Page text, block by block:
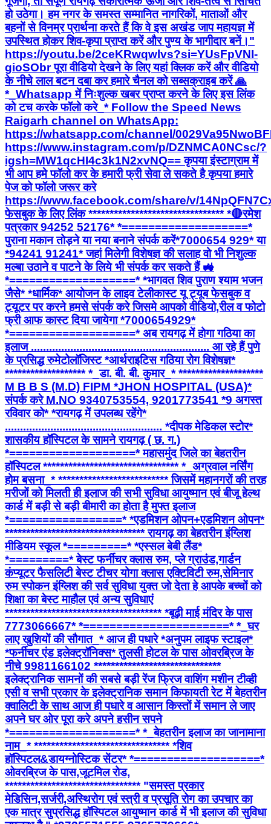
हो उठेगा। हम नगर के समस्त सम्मानित नागरिकों, माताओं और
बहनों से विनम्र प्रार्थना करते हैं कि वे इस अखंड जाप महायज्ञ में
उपस्थित होकर शिव-कृपा प्राप्त करें और पुण्य के भागीदार बनें।"
https://youtu.be/2ceKRwqwlvs?si=YUsFpVNI-
gioSObr पूरा वीडियो देखने के लिए यहां क्लिक करें और वीडियो
के नीचे लाल बटन दबा कर हमारे चैनल को सब्सक्राइब करें 🙏
*_Whatsapp में निःशुल्क खबर प्राप्त करने के लिए इस लिंक
को टच करके फॉलो करे_* Follow the Speed News
Raigarh channel on WhatsApp:
https://whatsapp.com/channel/
https://www.instagram.com/p/DZNMCA0NCsc/?
igsh=MW1qcHI4c3k1N2xvNQ== कृपया इंस्टाग्राम में
भी आप हमे फॉलो कर के हमारी फ्री सेवा ले सकते है कृपया हमारे
पेज को फॉलो जरूर करे
https://www.facebook.com/share/v/
फेसबुक के लिए लिंक ******************************** *🔴रमेश
पत्रकार 94252 52176* *===================*
पुराना मकान तोड़ने या नया बनाने संपर्क करें*7000654 929* या
*94241 91241* जहां मिलेगी विशेषज्ञ की सलाह वो भी निशुल्क
मल्बा उठाने व पाटने के लिये भी संपर्क कर सकते हैं 🚜
*===================* *भागवत शिव पुराण श्याम भजन
जैसे* *धार्मिक* आयोजन के लाइव टेलीकास्ट यू ट्यूब फेसबुक व
ट्यूटर पर करने हमसे संपर्क करे जिसमे आपको वीडियो,रील व फोटो
फ्री आफ कास्ट दिया जायेगा *7000654929*
*===================* अब रायगढ़ में होगा गठिया का
इलाज ........................................................... आ रहे हैं पुणे
के प्रसिद्ध रुमेटोलॉजिस्ट *आर्थराइटिस गठिया रोग विशेषज्ञ*
******************* *_डा. बी. बी. कुमार_* ********************
M B B S (M.D) FIPM *JHON HOSPITAL (USA)*
संपर्क करे M.NO 9340753554, 9201773541 *9 अगस्त
रविवार को* *रायगढ़ में उपलब्ध रहेंगे*
.................................................... *दीपक मेडिकल स्टोर*
शासकीय हॉस्पिटल के सामने रायगढ़ ( छ. ग.)
*===================* महासमुंद जिले का बेहतरीन
हॉस्पिटल ******************************** *_अग्रवाल नर्सिंग
होम बसना_* ************************** जिसमें महानगरों की तरह
मरीजों को मिलती ही इलाज की सभी सुविधा आयुष्मान एवं बीजू हेल्थ
कार्ड में बड़ी से बड़ी बीमारी का होता है मुफ्त इलाज
*=================* *एडमिशन ओपन+एडमिशन ओपन*
********************************* रायगढ़ का बेहतरीन इंग्लिश
मीडियम स्कूल *=========* *एस्सल बेबी लैंड*
*=========* बेस्ट फर्नीचर क्लास रुम, प्ले ग्राउंड,गार्डन
कंप्यूटर फैसलिटी बेस्ट टीचर योगा क्लास एक्टिविटी रुम,सेमिनार
रुम स्पोकन इंग्लिश की सर्व सुविधा युक्त जो देता हे आपके बच्चों को
शिक्षा का बेस्ट माहौल एवं अन्य सुविधाएं
************************************* *बूढ़ी माई मंदिर के पास
7773066667* *======================* *_घर
लाए खुशियों की सौगात_* आज ही पधारे *अनुपम लाइफ स्टाइल*
*फर्नीचर एंड इलेक्ट्रॉनिक्स* तुलसी होटल के पास ओवरब्रिज के
नीचे 9981166102 ******************************
इलेक्ट्रानिक सामनों की सबसे बड़ी रेंज फ्रिज वाशिंग मशीन टीव्ही
एसी व सभी प्रकार के इलेक्ट्रानिक समान किफायती रेट में बेहतरीन
क्वालिटी के साथ आज ही पधारे व आसान किस्तों में समान ले जाए
अपने घर ओर पूरा करे अपने हसीन सपने
*===================* *_बेहतरीन इलाज का जानामाना
नाम_* ******************************** *शिव
हॉस्पिटल&डायग्नोस्टिक सेंटर* *===================*
ओवरब्रिज के पास,जूटमिल रोड,
******************************** "समस्त प्रकार
मेडिसिन,सर्जरी,अस्थिरोग एवं स्त्री व प्रसूति रोग का उपचार का
एक मात्र सुप्रसिद्ध हॉस्पिटल आयुष्मान कार्ड में भी इलाज की सुविधा